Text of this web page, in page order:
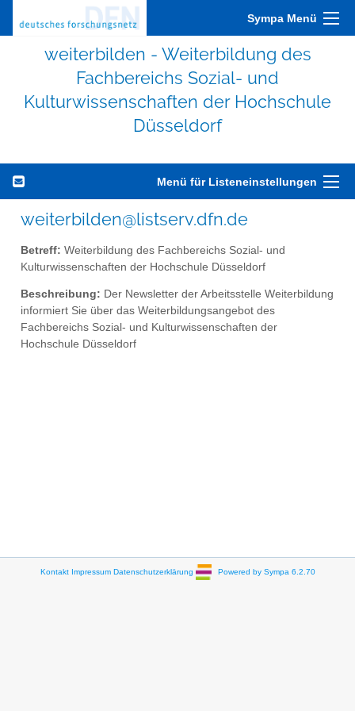
Sympa Menü
weiterbilden - Weiterbildung des
Fachbereichs Sozial- und
Kulturwissenschaften der Hochschule
Düsseldorf
Menü für Listeneinstellungen
weiterbilden@listserv.dfn.de
Betreff: Weiterbildung des Fachbereichs Sozial- und
Kulturwissenschaften der Hochschule Düsseldorf
Beschreibung: Der Newsletter der Arbeitsstelle Weiterbildung
informiert Sie über das Weiterbildungsangebot des
Fachbereichs Sozial- und Kulturwissenschaften der
Hochschule Düsseldorf
Kontakt Impressum Datenschutzerklärung Powered by Sympa 6.2.70